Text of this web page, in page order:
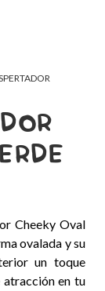
Cheeky Oval
ovalada y su
un toque
atracción en tu